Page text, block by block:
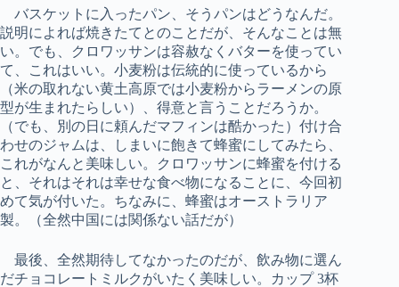
バスケットに入ったパン、そうパンはどうなんだ。
説明によれば焼きたてとのことだが、そんなことは無
い。でも、クロワッサンは容赦なくバターを使ってい
て、これはいい。小麦粉は伝統的に使っているから
（米の取れない黄土高原では小麦粉からラーメンの原
型が生まれたらしい）、得意と言うことだろうか。
（でも、別の日に頼んだマフィンは酷かった）付け合
わせのジャムは、しまいに飽きて蜂蜜にしてみたら、
これがなんと美味しい。クロワッサンに蜂蜜を付ける
と、それはそれは幸せな食べ物になることに、今回初
めて気が付いた。ちなみに、蜂蜜はオーストラリア
製。（全然中国には関係ない話だが）
最後、全然期待してなかったのだが、飲み物に選ん
だチョコレートミルクがいたく美味しい。カップ 3杯